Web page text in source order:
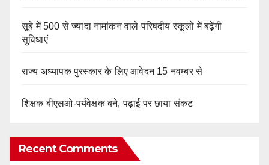
सूबे में 500 से ज्यादा नामांकन वाले परिषदीय स्कूलों में बढ़ेंगी
सुविधाएं
राज्य अध्यापक पुरस्कार के लिए आवेदन 15 नवम्बर से
शिक्षक बीएलओ-पर्यवेक्षक बने, पढ़ाई पर छाया संकट
Recent Comments